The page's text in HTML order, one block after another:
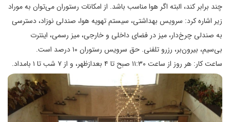
چند برابر کند، البته اگر هوا مناسب باشد. از امکانات رستوران می‌توان به موراد
زیر اشاره کرد: سرویس بهداشتی، سیستم تهویه هوا، صندلی نوزاد، دسترسی
به صندلی چرخ‌دار، میز در فضای داخلی و خارجی، میز رسمی، اینترت
بی‌سیم، بیرون‌بر، رزرو تلفنی. حق سرویس رستوران ۱۰ درصد است.
ساعت کار: هر روز از ساعت ۱۱:۳۰ صبح تا ۴ بعد‌ازظهر، و از ۷ شب تا ۱ بامداد.